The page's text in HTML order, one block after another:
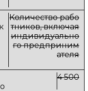
Количество рабо
тников, включая
индивидуально
го предприним
ателя
4 500